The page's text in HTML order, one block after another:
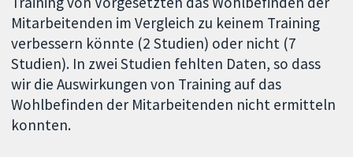
Mitarbeitenden im Vergleich zu keinem Training
verbessern könnte (2 Studien) oder nicht (7
Studien). In zwei Studien fehlten Daten, so dass
wir die Auswirkungen von Training auf das
Wohlbefinden der Mitarbeitenden nicht ermitteln
konnten.